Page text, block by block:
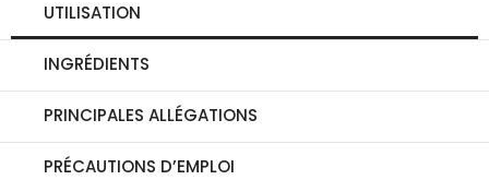
UTILISATION
INGRÉDIENTS
PRINCIPALES ALLÉGATIONS
PRÉCAUTIONS D’EMPLOI